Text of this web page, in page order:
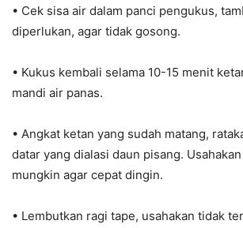
• Cek sisa air dalam panci pengukus,
diperlukan, agar tidak gosong.
• Kukus kembali selama 10-15 menit
mandi air panas.
• Angkat ketan yang sudah matang,
datar yang dialasi daun pisang.
mungkin agar cepat dingin.
• Lembutkan ragi tape, usahakan tidak